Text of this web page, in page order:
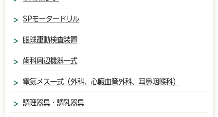
SPモータードリル
眼球運動検査装置
歯科周辺機器一式
電気メス一式（外科、心臓血管外科、耳鼻咽喉科）
調理器具・調乳器具